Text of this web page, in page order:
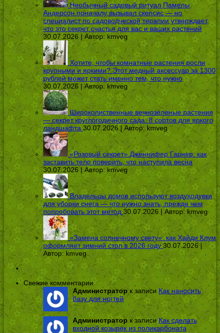
Необычный садовый ритуал Памелы
Андерсон поначалу вызывал скепсис — но
специалист по садоводческой терапии утверждает,
что это секрет счастья для вас и ваших растений
30.07.2026 | Автор: kmveg
Хотите, чтобы комнатные растения росли
крупными и яркими? Этот медный аксессуар за 1300
рублей может стать именно тем, что нужно
30.07.2026 | Автор:kmveg
Широколиственные вечнозеленые растения
— секрет круглогодичного сада: 8 сортов для яркого
ландшафта 30.07.2026 | Автор:kmveg
«Розовый секрет» Дженнифер Гарнер: как
заставить тело поверить, что наступила весна
30.07.2026 | Автор: kmveg
Владельцы домов используют воздуходувки
для уборки снега — что нужно знать, прежде чем
попробовать этот метод 30.07.2026 | Автор:kmveg
«Замена солнечному свету»: как Хайди Клум
оформляет зимний стол в 2026 году 30.07.2026 |
Автор: kmveg
Свежие комментарии
Администраторк записи Как наносить
базу для ногтей
Администратор к записиКак сделать
входной козырек из поликарбоната